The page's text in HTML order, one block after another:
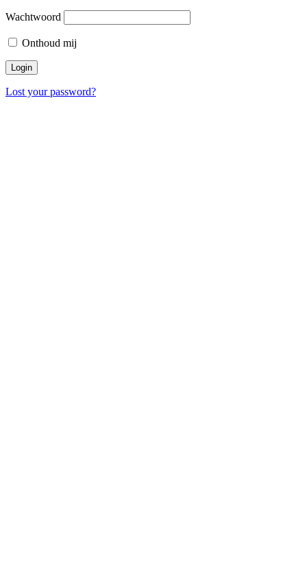
Wachtwoord
Onthoud mij
Lost your password?